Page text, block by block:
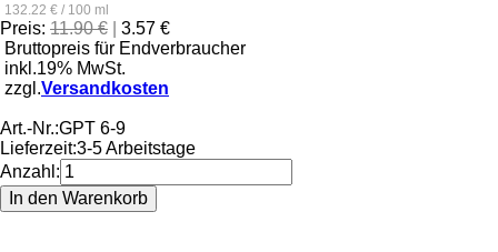
132.22 € / 100 ml
Preis: 11.90 €
3.57 €
Bruttopreis für Endverbraucher
inkl.19% MwSt.
zzgl.Versandkosten
Art.-Nr.:GPT 6-9
Lieferzeit:3-5 Arbeitstage
Anzahl: